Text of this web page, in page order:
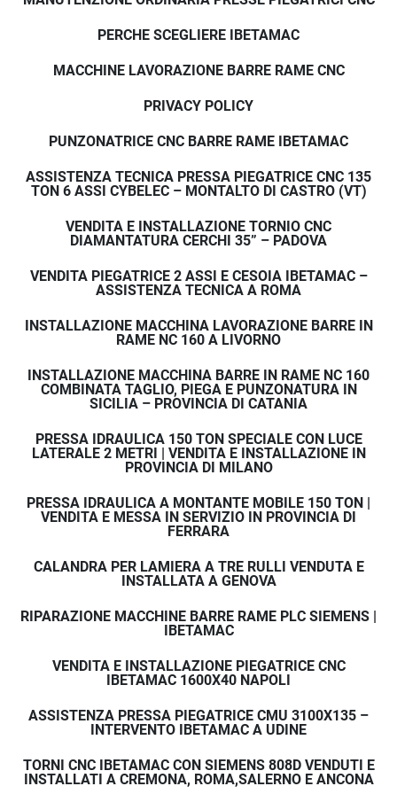
PERCHE SCEGLIERE IBETAMAC
MACCHINE LAVORAZIONE BARRE RAME CNC
PRIVACY POLICY
PUNZONATRICE CNC BARRE RAME IBETAMAC
ASSISTENZA TECNICA PRESSA PIEGATRICE CNC 135
TON 6 ASSI CYBELEC – MONTALTO DI CASTRO (VT)
VENDITA E INSTALLAZIONE TORNIO CNC
DIAMANTATURA CERCHI 35” – PADOVA
VENDITA PIEGATRICE 2 ASSI E CESOIA IBETAMAC –
ASSISTENZA TECNICA A ROMA
INSTALLAZIONE MACCHINA LAVORAZIONE BARRE IN
RAME NC 160 A LIVORNO
INSTALLAZIONE MACCHINA BARRE IN RAME NC 160
COMBINATA TAGLIO, PIEGA E PUNZONATURA IN
SICILIA – PROVINCIA DI CATANIA
PRESSA IDRAULICA 150 TON SPECIALE CON LUCE
LATERALE 2 METRI | VENDITA E INSTALLAZIONE IN
PROVINCIA DI MILANO
PRESSA IDRAULICA A MONTANTE MOBILE 150 TON |
VENDITA E MESSA IN SERVIZIO IN PROVINCIA DI
FERRARA
CALANDRA PER LAMIERA A TRE RULLI VENDUTA E
INSTALLATA A GENOVA
RIPARAZIONE MACCHINE BARRE RAME PLC SIEMENS |
IBETAMAC
VENDITA E INSTALLAZIONE PIEGATRICE CNC
IBETAMAC 1600X40 NAPOLI
ASSISTENZA PRESSA PIEGATRICE CMU 3100X135 –
INTERVENTO IBETAMAC A UDINE
TORNI CNC IBETAMAC CON SIEMENS 808D VENDUTI E
INSTALLATI A CREMONA, ROMA,SALERNO E ANCONA